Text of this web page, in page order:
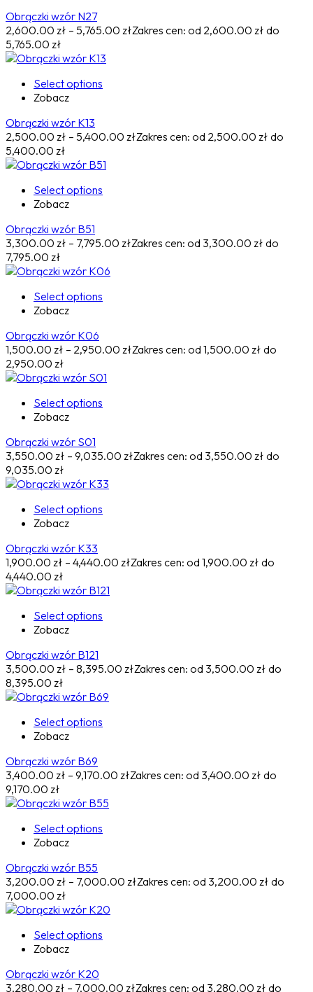
Obrączki wzór N27
2,600.00 zł – 5,765.00 złZakres cen: od 2,600.00 zł do
5,765.00 zł
Select options
Zobacz
Obrączki wzór K13
2,500.00 zł – 5,400.00 złZakres cen: od 2,500.00 zł do
5,400.00 zł
Select options
Zobacz
Obrączki wzór B51
3,300.00 zł – 7,795.00 złZakres cen: od 3,300.00 zł do
7,795.00 zł
Select options
Zobacz
Obrączki wzór K06
1,500.00 zł – 2,950.00 złZakres cen: od 1,500.00 zł do
2,950.00 zł
Select options
Zobacz
Obrączki wzór S01
3,550.00 zł – 9,035.00 złZakres cen: od 3,550.00 zł do
9,035.00 zł
Select options
Zobacz
Obrączki wzór K33
1,900.00 zł – 4,440.00 złZakres cen: od 1,900.00 zł do
4,440.00 zł
Select options
Zobacz
Obrączki wzór B121
3,500.00 zł – 8,395.00 złZakres cen: od 3,500.00 zł do
8,395.00 zł
Select options
Zobacz
Obrączki wzór B69
3,400.00 zł – 9,170.00 złZakres cen: od 3,400.00 zł do
9,170.00 zł
Select options
Zobacz
Obrączki wzór B55
3,200.00 zł – 7,000.00 złZakres cen: od 3,200.00 zł do
7,000.00 zł
Select options
Zobacz
Obrączki wzór K20
3,280.00 zł – 7,000.00 złZakres cen: od 3,280.00 zł do